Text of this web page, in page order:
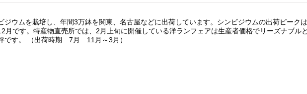
ジウムを栽培し、年間3万鉢を関東、名古屋などに出荷しています。シンビジウムの出荷ピーク
月です。特産物直売所では、2月上旬に開催している洋ランフェアは生産者価格でリーズナブル
です。 （出荷時期 7月 11月～3月）